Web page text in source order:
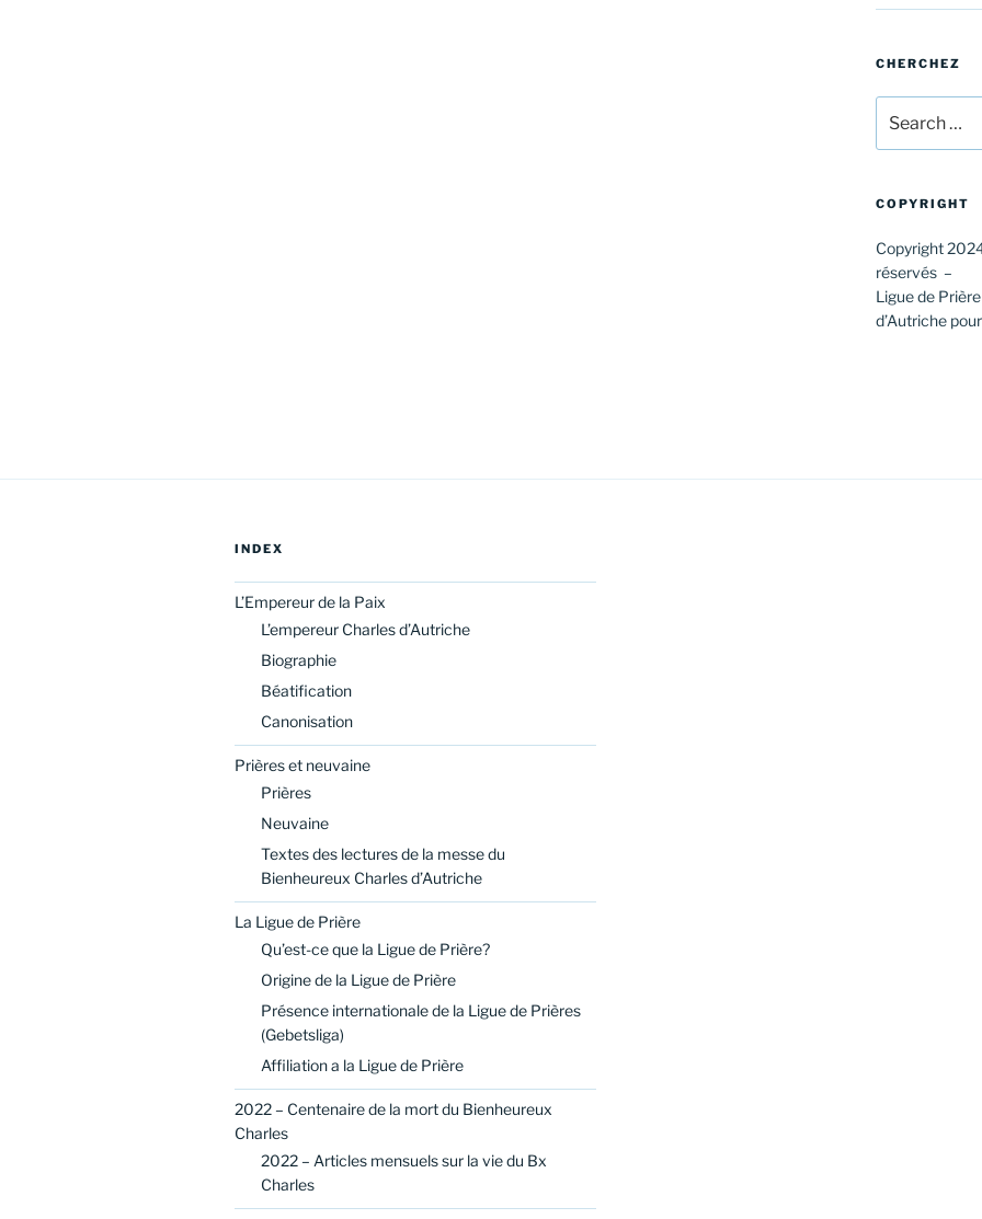
CHERCHEZ
for:
COPYRIGHT
Copyright
réservés –
Ligue de
d’Autriche
INDEX
L’Empereur de la Paix
L’empereur Charles d’Autriche
Biographie
Béatification
Canonisation
Prières et neuvaine
Prières
Neuvaine
Textes des lectures de la messe du
Bienheureux Charles d’Autriche
La Ligue de Prière
Qu’est-ce que la Ligue de Prière?
Origine de la Ligue de Prière
Présence internationale de la Ligue de Prières
(Gebetsliga)
Affiliation a la Ligue de Prière
2022 – Centenaire de la mort du Bienheureux
Charles
2022 – Articles mensuels sur la vie du Bx
Charles